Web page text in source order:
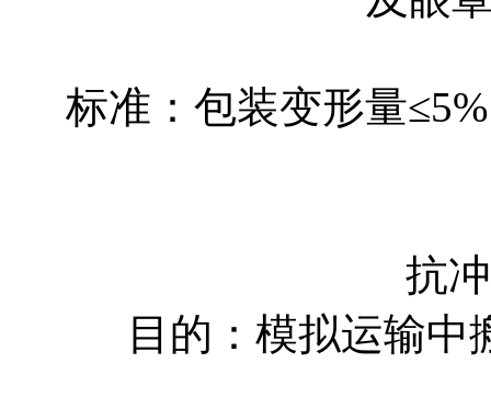
标准：包装变形量
抗
目的：模拟运输